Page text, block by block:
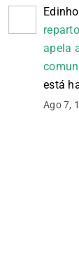
Edinho
apela
está
Ago 7,